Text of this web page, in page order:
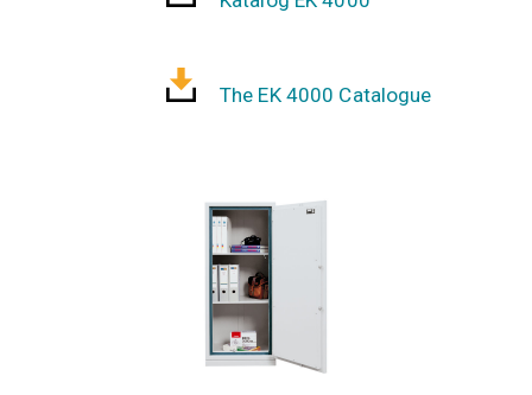
The EK 4000 Catalogue